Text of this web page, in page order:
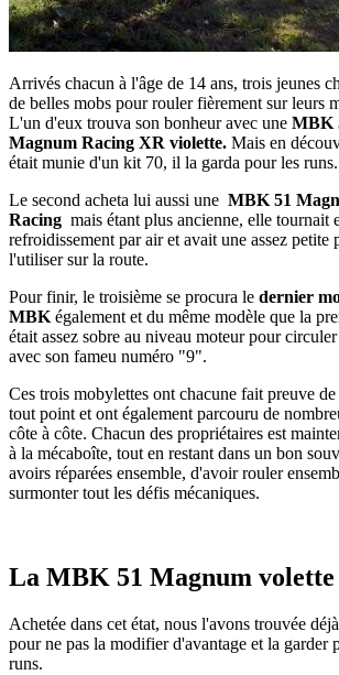
Arrivés chacun à l'âge de 14 ans, trois jeunes
de belles mobs pour rouler fièrement sur leurs
L'un d'eux trouva son bonheur avec une MBK
Magnum Racing XR violette. Mais en
était munie d'un kit 70, il la garda pour les runs.
Le second acheta lui aussi une MBK 51
Racing mais étant plus ancienne, elle tournait
refroidissement par air et avait une assez petite
l'utiliser sur la route.
Pour finir, le troisième se procura le dernier
MBK également et du même modèle que la
était assez sobre au niveau moteur pour
avec son fameu numéro "9".
Ces trois mobylettes ont chacune fait preuve de
tout point et ont également parcouru de
côte à côte. Chacun des propriétaires est
à la mécaboîte, tout en restant dans un bon
avoirs réparées ensemble, d'avoir rouler
surmonter tout les défis mécaniques.
La MBK 51 Magnum volette
Achetée dans cet état, nous l'avons trouvée
pour ne pas la modifier d'avantage et la garder
runs.